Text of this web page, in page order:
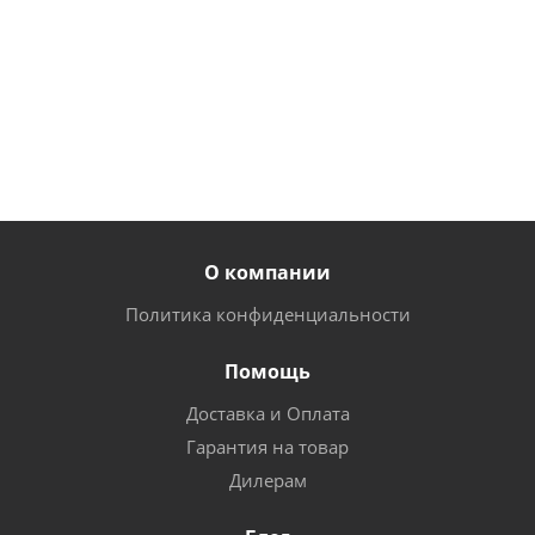
О компании
Политика конфиденциальности
Помощь
Доставка и Оплата
Гарантия на товар
Дилерам